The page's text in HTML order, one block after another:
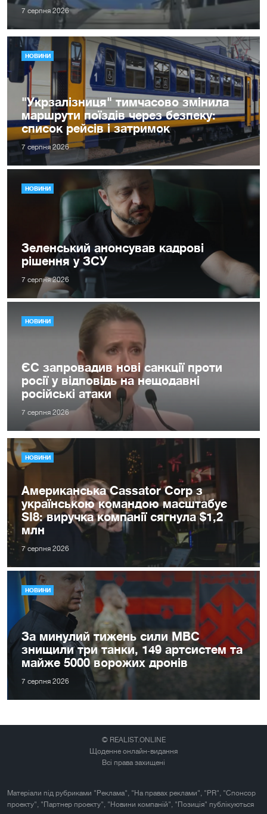
7 серпня 2026
НОВИНИ
"Укрзалізниця" тимчасово змінила
маршрути поїздів через безпеку:
список рейсів і затримок
7 серпня 2026
НОВИНИ
Зеленський анонсував кадрові
рішення у ЗСУ
7 серпня 2026
НОВИНИ
ЄС запровадив нові санкції проти
росії у відповідь на нещодавні
російські атаки
7 серпня 2026
НОВИНИ
Американська Cassator Corp з
українською командою масштабує
SI8: виручка компанії сягнула $1,2
млн
7 серпня 2026
НОВИНИ
За минулий тижень сили МВС
знищили три танки, 149 артсистем та
майже 5000 ворожих дронів
7 серпня 2026
© REALIST.ONLINE
Щоденне онлайн-видання
Всі права захищені
Матеріали під рубриками "Реклама", "На правах реклами", "PR", "Спонсор
проекту", "Партнер проекту", "Новини компаній", "Позиція" публікуються